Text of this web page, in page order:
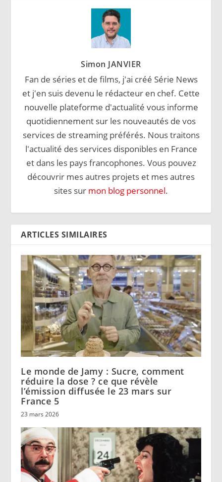
Simon JANVIER
Fan de séries et de films, j'ai créé Série News
et j'en suis devenu le rédacteur en chef. Cette
nouvelle plateforme d'actualité vous informe
quotidiennement sur les nouveautés de vos
services de streaming préférés. Nous traitons
l'actualité des services disponibles en France
et dans les pays francophones. Vous pouvez
découvrir mes autres projets et mes autres
sites sur mon blog personnel.
ARTICLES SIMILAIRES
Le monde de Jamy : Sucre, comment
réduire la dose ? ce que révèle
l’émission diffusée le 23 mars sur
France 5
23 mars 2026